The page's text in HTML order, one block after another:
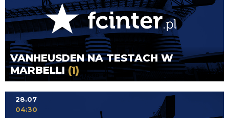
VANHEUSDEN NA TESTACH W
MARBELLI (1)
28.07
04:30